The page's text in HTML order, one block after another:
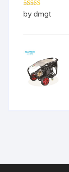
Rated5out
of 5
by dmgt